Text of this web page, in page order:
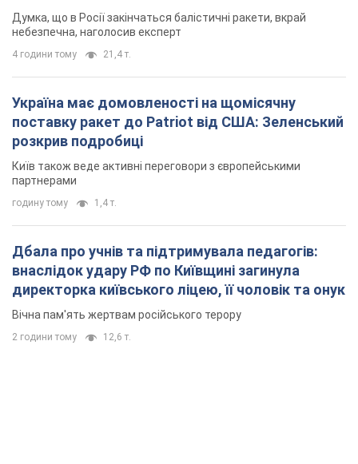
Думка, що в Росії закінчаться балістичні ракети, вкрай
небезпечна, наголосив експерт
4 години тому 21,4 т.
Україна має домовленості на щомісячну
поставку ракет до Patriot від США: Зеленський
розкрив подробиці
Київ також веде активні переговори з європейськими
партнерами
годину тому 1,4 т.
Дбала про учнів та підтримувала педагогів:
внаслідок удару РФ по Київщині загинула
директорка київського ліцею, її чоловік та онук
Вічна пам'ять жертвам російського терору
2 години тому 12,6 т.